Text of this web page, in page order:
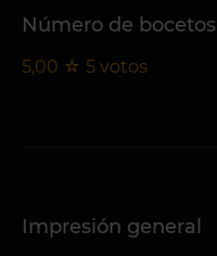
Número de bocetos
5,00 ☆ 5 votos
Impresión general